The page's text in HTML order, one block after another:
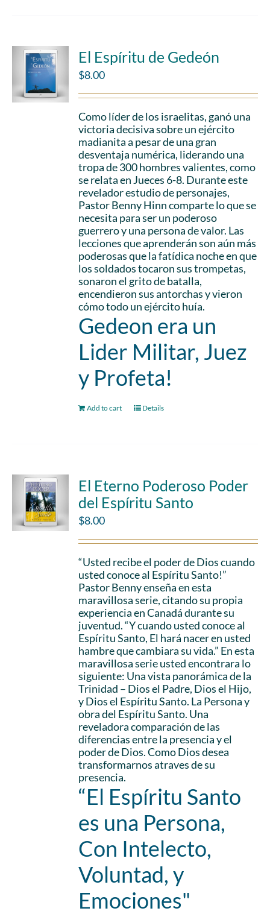
El Espíritu de Gedeón
$8.00
Como líder de los israelitas, ganó una
victoria decisiva sobre un ejército
madianita a pesar de una gran
desventaja numérica, liderando una
tropa de 300 hombres valientes, como
se relata en Jueces 6-8. Durante este
revelador estudio de personajes,
Pastor Benny Hinn comparte lo que se
necesita para ser un poderoso
guerrero y una persona de valor. Las
lecciones que aprenderán son aún más
poderosas que la fatídica noche en que
los soldados tocaron sus trompetas,
sonaron el grito de batalla,
encendieron sus antorchas y vieron
cómo todo un ejército huía.
Gedeon era un
Lider Militar, Juez
y Profeta!
Add to cart Details
El Eterno Poderoso Poder
del Espíritu Santo
$8.00
“Usted recibe el poder de Dios cuando
usted conoce al Espíritu Santo!”
Pastor Benny enseña en esta
maravillosa serie, citando su propia
experiencia en Canadá durante su
juventud. “Y cuando usted conoce al
Espíritu Santo, El hará nacer en usted
hambre que cambiara su vida.” En esta
maravillosa serie usted encontrara lo
siguiente: Una vista panorámica de la
Trinidad – Dios el Padre, Dios el Hijo,
y Dios el Espíritu Santo. La Persona y
obra del Espíritu Santo. Una
reveladora comparación de las
diferencias entre la presencia y el
poder de Dios. Como Dios desea
transformarnos atraves de su
presencia.
“El Espíritu Santo
es una Persona,
Con Intelecto,
Voluntad, y
Emociones"